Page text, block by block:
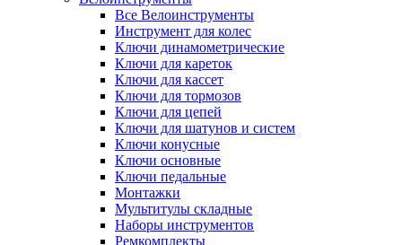
Все Велоинструменты
Инструмент для колес
Ключи динамометрические
Ключи для кареток
Ключи для кассет
Ключи для тормозов
Ключи для цепей
Ключи для шатунов и систем
Ключи конусные
Ключи основные
Ключи педальные
Монтажки
Мультитулы складные
Наборы инструментов
Ремкомплекты